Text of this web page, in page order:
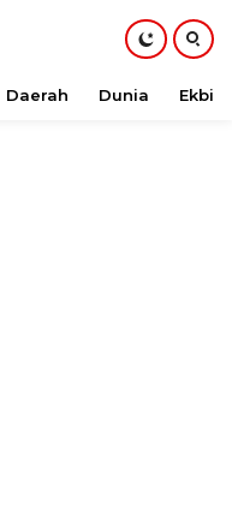
Daerah Dunia Ekbis